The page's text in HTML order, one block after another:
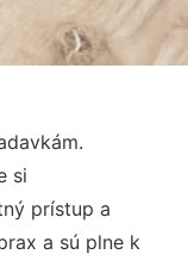
si
prístup a
a sú plne k